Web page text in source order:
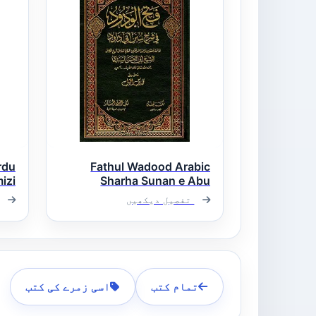
Fathul Wadood Arabic
Sharha Sunan e Abu
Dawood فتح الودود عربی
شرح سنن ابو داؤد
تفصیل دیکھیں
تمام کتب اسی زمرے کی کتب